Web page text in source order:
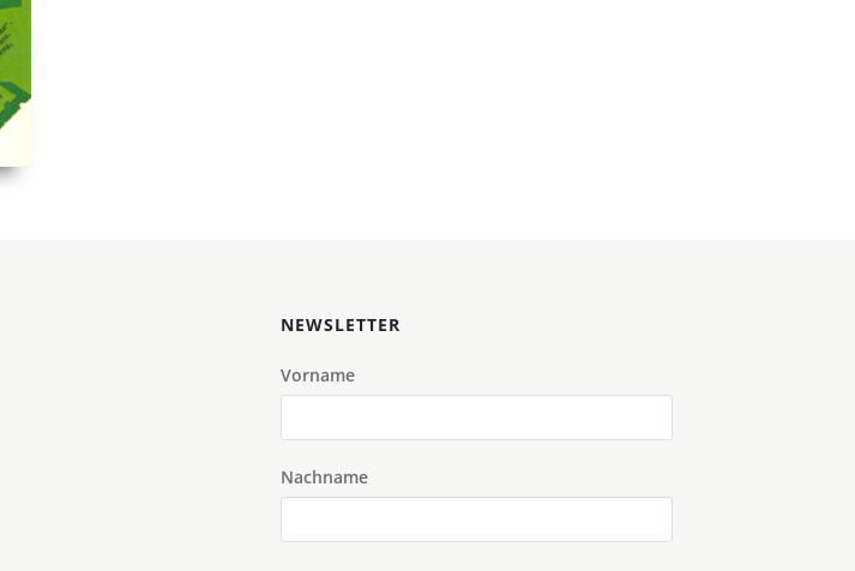
NEWSLETTER
Vorname
Nachname